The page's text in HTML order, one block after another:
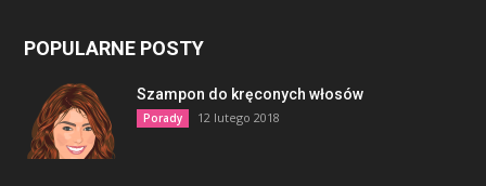
POPULARNE POSTY
Szampon do kręconych włosów
Porady 12 lutego 2018